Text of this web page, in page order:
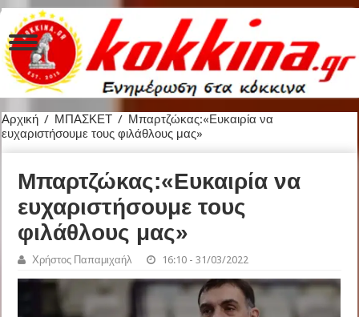
Αρχική / ΜΠΑΣΚΕΤ / Μπαρτζώκας:«Ευκαιρία να
ευχαριστήσουμε τους φιλάθλους μας»
Μπαρτζώκας:«Ευκαιρία να
ευχαριστήσουμε τους
φιλάθλους μας»
Χρήστος Παπαμιχαήλ 16:10 - 31/03/2022